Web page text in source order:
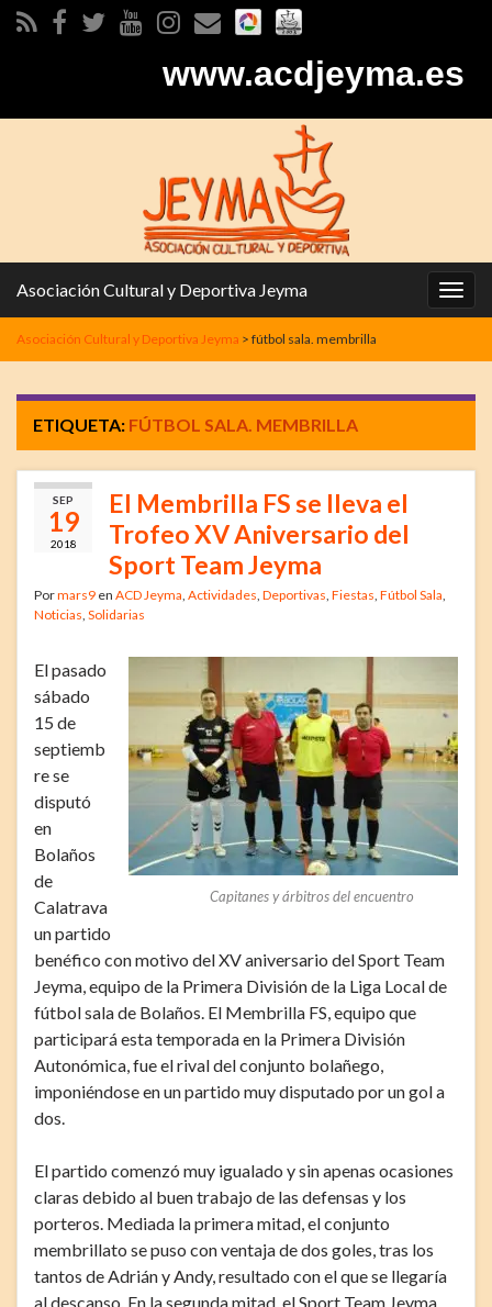
www.acdjeyma.es
la
Asociación Cultural y Deportiva Jeyma
Asociación Cultural y Deportiva Jeyma > fútbol sala. membrilla
ETIQUETA: FÚTBOL SALA. MEMBRILLA
SEP
19
2018
El Membrilla FS se lleva el
Trofeo XV Aniversario del
Sport Team Jeyma
Pormars9 en ACD Jeyma Actividades Deportivas Fiestas Fútbol Sala
Noticias Solidarias
Capitanes y árbitros del encuentro
El pasado
sábado
15 de
septiemb
re se
disputó
en
Bolaños
de
Calatrava
un partido
benéfico con motivo del XV aniversario del Sport Team
Jeyma, equipo de la Primera División de la Liga Local de
fútbol sala de Bolaños. El Membrilla FS, equipo que
participará esta temporada en la Primera División
Autonómica, fue el rival del conjunto bolañego,
imponiéndose en un partido muy disputado por un gol a
dos.
El partido comenzó muy igualado y sin apenas ocasiones
claras debido al buen trabajo de las defensas y los
porteros. Mediada la primera mitad, el conjunto
membrillato se puso con ventaja de dos goles, tras los
tantos de Adrián y Andy, resultado con el que se llegaría
al descanso. En la segunda mitad, el Sport Team Jeyma